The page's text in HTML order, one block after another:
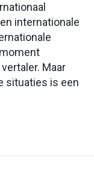
internationale
Maar
situaties is een